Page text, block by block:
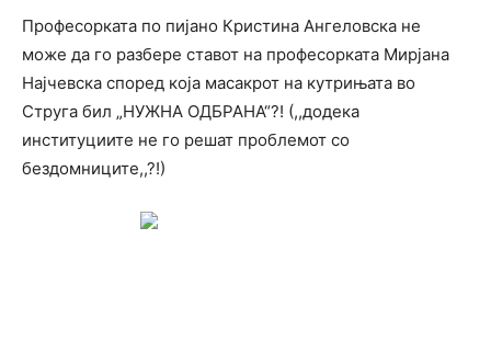
Професорката по пијано Кристина Ангеловска не
може да го разбере ставот на професорката Мирјана
Најчевска според која масакрот на кутрињата во
Струга бил „НУЖНА ОДБРАНА“?! (,,додека
институциите не го решат проблемот со
бездомниците,,?!)